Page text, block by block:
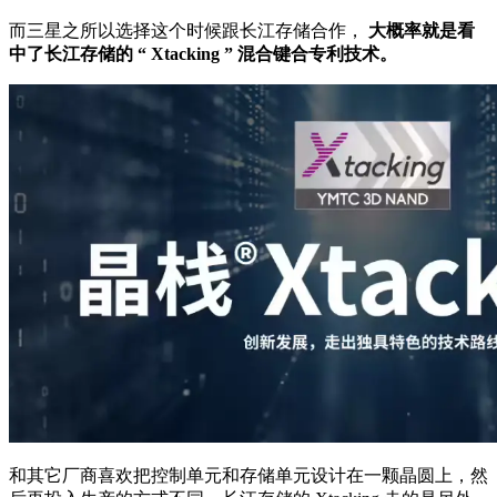
而三星之所以选择这个时候跟长江存储合作， 大概率就是看
中了长江存储的 “ Xtacking ” 混合键合专利技术。
和其它厂商喜欢把控制单元和存储单元设计在一颗晶圆上，然